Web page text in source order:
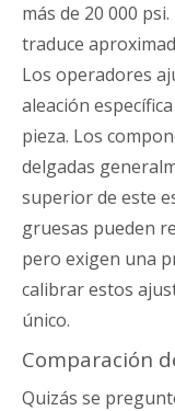
más de 20 000
traduce
Los operadores
aleación
pieza. Los
delgadas
superior de este
gruesas pueden
pero exigen una
calibrar estos
único.
Comparación
Quizás se